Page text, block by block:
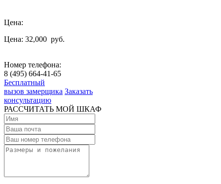
Цена:
Цена: 32,000 руб.
Номер телефона:
8 (495) 664-41-65
Бесплатный
вызов замерщика Заказать
консультацию
РАССЧИТАТЬ МОЙ ШКАФ